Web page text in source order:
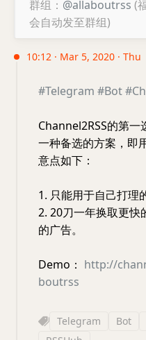
群组： @allaboutrss (
会自动发至群组)
10:12 · Mar 5, 2020 · Thu
#Telegram #Bot
Channel2RSS的第一
一种备选的方案，即
意点如下：
1. 只能用于自己打理
2. 20刀一年换取更快
的广告。
Demo： http://
boutrss
Telegram Bot